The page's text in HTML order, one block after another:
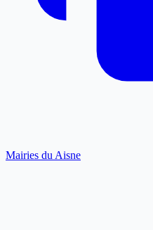
Mairies du Aisne